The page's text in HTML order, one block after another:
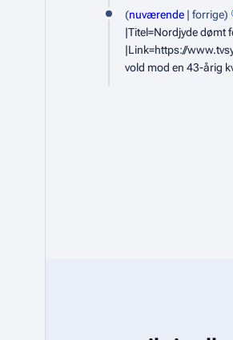
m
2
1
nuværende forrige
|Titel=Nordjyde dømt
|Link=https://
vold mod en 43-årig